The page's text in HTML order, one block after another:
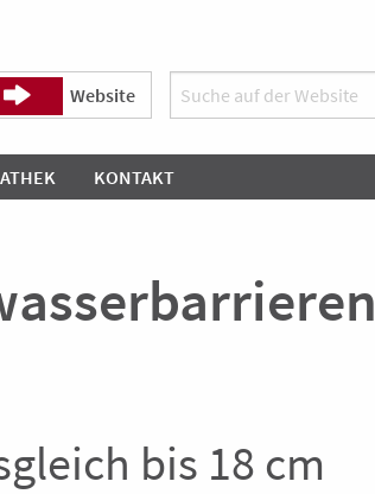
Website
KONTAKT
bis 18 cm